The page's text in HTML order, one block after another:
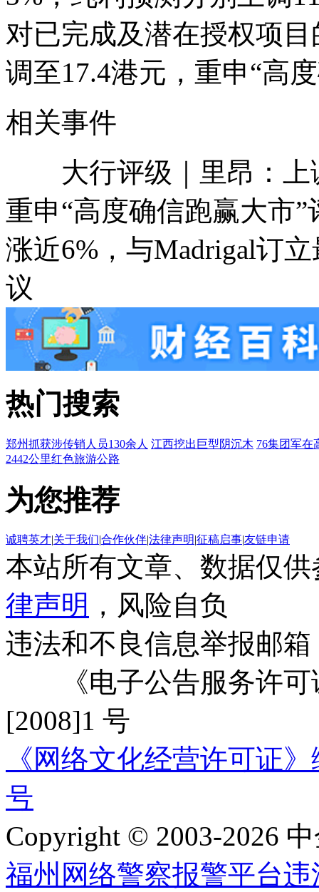
对已完成及潜在授权项
调至17.4港元，重申“高
相关事件
大行评级｜里昂：上
重申“高度确信跑赢大
涨近6%，与Madrigal订
议
热门搜索
郑州抓获涉传销人员130余人 江西挖出巨型阴沉木 76集团军在
2442公里红色旅游公路
为您推荐
诚聘英才|关于我们|合作伙伴|法律声明|征稿启事|友链申请
本站所有文章、数据仅
律声明 ，风险自负
违法和不良信息举报邮箱
《电子公告服务许可
[2008]1 号
《网络文化经营许可证
号
Copyright © 2003-2026
福州网络警察报警平台违